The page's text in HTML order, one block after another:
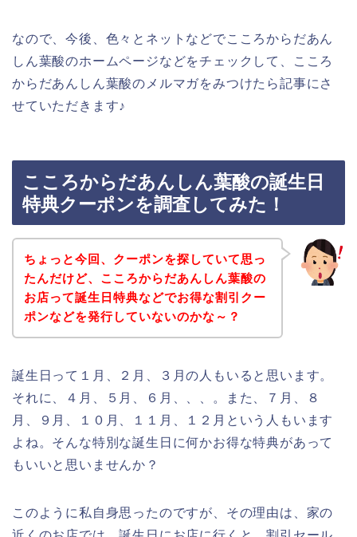
なので、今後、色々とネットなどでこころからだあん
しん葉酸のホームページなどをチェックして、こころ
からだあんしん葉酸のメルマガをみつけたら記事にさ
せていただきます♪
こころからだあんしん葉酸の誕生日
特典クーポンを調査してみた！
ちょっと今回、クーポンを探していて思っ
たんだけど、こころからだあんしん葉酸の
お店って誕生日特典などでお得な割引クー
ポンなどを発行していないのかな～？
誕生日って１月、２月、３月の人もいると思います。
それに、４月、５月、６月、、、。また、７月、８
月、９月、１０月、１１月、１２月という人もいます
よね。そんな特別な誕生日に何かお得な特典があって
もいいと思いませんか？
このように私自身思ったのですが、その理由は、家の